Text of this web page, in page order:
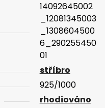
14092645002
_12081345003
_1308604500
6_290255450
01
stříbro
925/1000
rhodiováno